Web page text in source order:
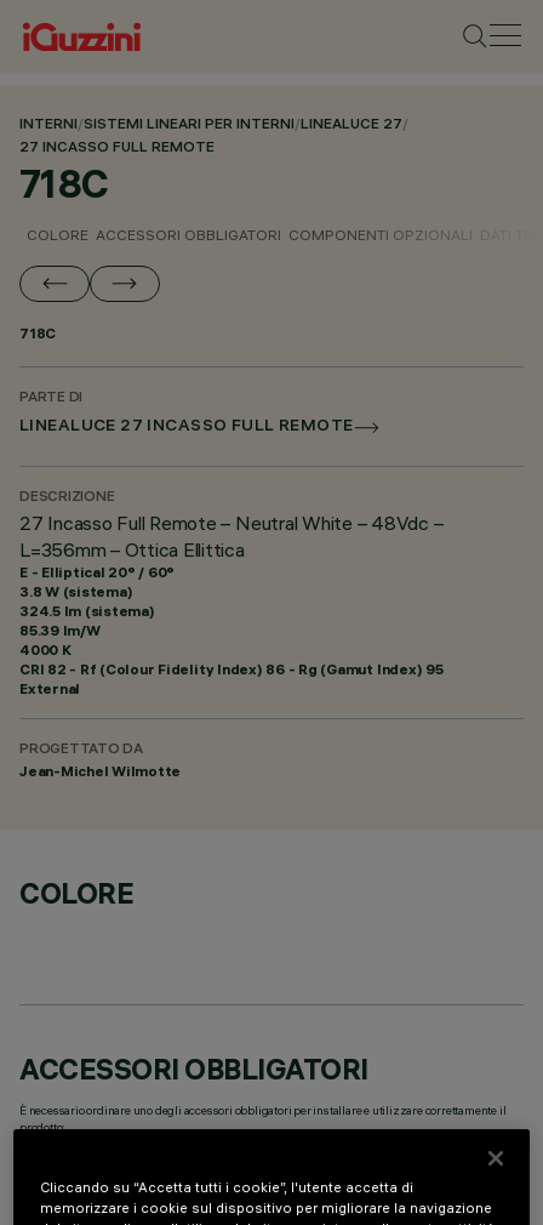
INTERNI/SISTEMI LINEARI PER INTERNI/LINEALUCE 27/
27 INCASSO FULL REMOTE
718C
COLORE ACCESSORI OBBLIGATORI COMPONENTI OPZIONALI
718C
PARTE DI
LINEALUCE 27 INCASSO FULL REMOTE
DESCRIZIONE
27 Incasso Full Remote – Neutral White – 48Vdc –
L=356mm – Ottica Ellittica
E - Elliptical 20° / 60°
3.8 W (sistema)
324.5 lm (sistema)
85.39 lm/W
4000 K
CRI 82 - Rf (Colour Fidelity Index) 86 - Rg (Gamut Index) 95
External
PROGETTATO DA
Jean-Michel Wilmotte
COLORE
ACCESSORI OBBLIGATORI
È necessario ordinare uno degli accessori obbligatori per installare e utilizzare correttamente il
prodotto:
Cliccando su “Accetta tutti i cookie”, l'utente accetta di
memorizzare i cookie sul dispositivo per migliorare la navigazione